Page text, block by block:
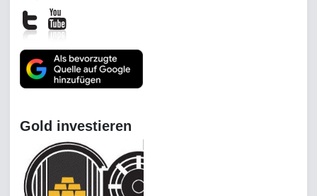
Gold investieren